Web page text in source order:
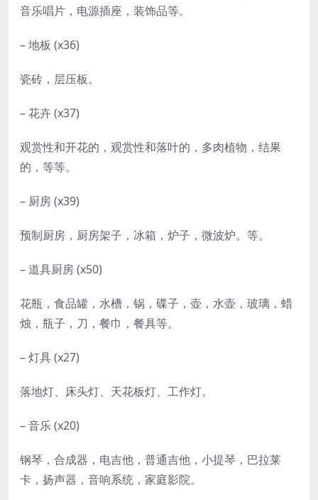
音乐唱片，电源插座，装饰品等。
– 地板 (x36)
瓷砖，层压板。
– 花卉 (x37)
观赏性和开花的，观赏性和落叶的，多肉植物，结果
的，等等。
– 厨房 (x39)
预制厨房，厨房架子，冰箱，炉子，微波炉。等。
– 道具厨房 (x50)
花瓶，食品罐，水槽，锅，碟子，壶，水壶，玻璃，蜡
烛，瓶子，刀，餐巾，餐具等。
– 灯具 (x27)
落地灯、床头灯、天花板灯、工作灯。
– 音乐 (x20)
钢琴，合成器，电吉他，普通吉他，小提琴，巴拉莱
卡，扬声器，音响系统，家庭影院。